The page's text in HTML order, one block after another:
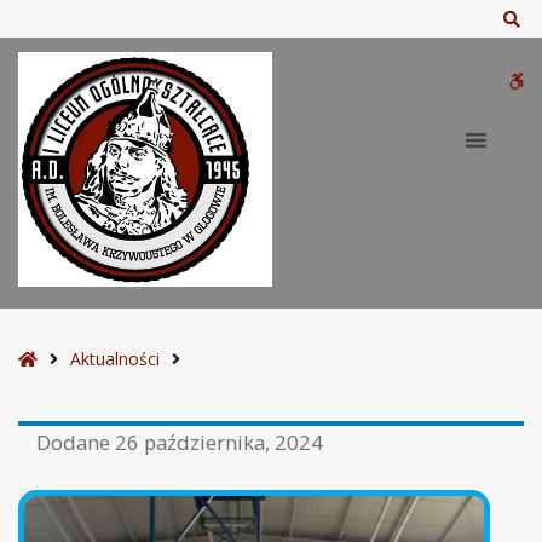
S
o
a
Aktualności
Dodane 26 października, 2024